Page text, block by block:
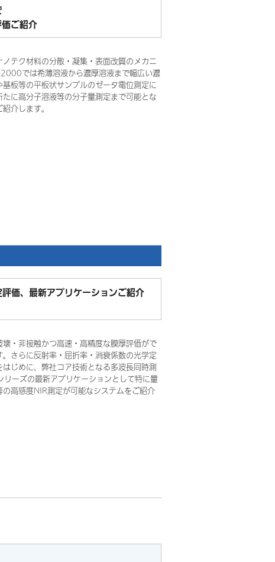
ご紹介
テク材料の分散・凝集・表面改質のメカニ
では希薄溶液から濃厚溶液まで幅広い濃
板等の平板状サンプルのゼータ電位測定に
に高分子溶液等の分子量測定まで可能とな
介します。
価、最新アプリケーションご紹介
・非接触かつ高速・高精度な膜厚評価がで
さらに反射率・屈折率・消衰係数の光学定
じめに、弊社コア技術となる多波長同時測
ーズの最新アプリケーションとして特に量
高感度NIR測定が可能なシステムをご紹介